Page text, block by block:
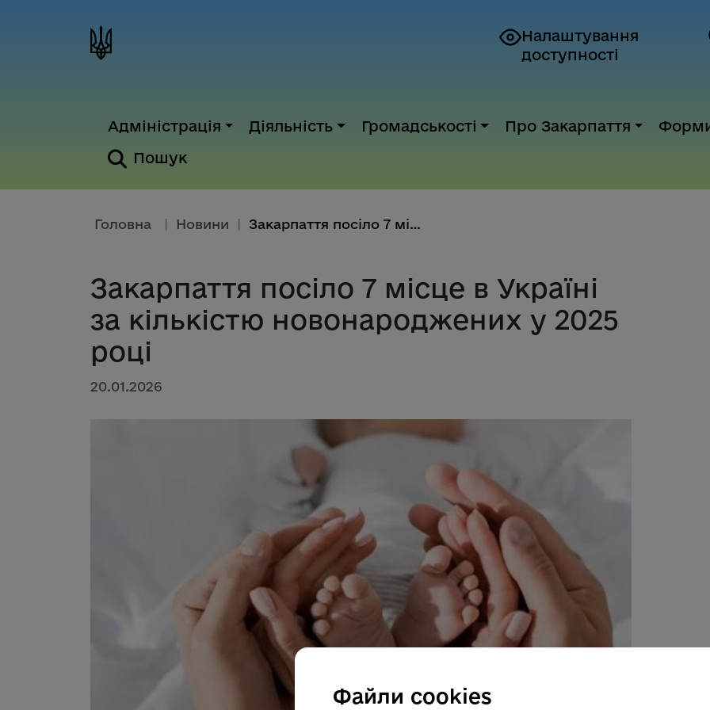
Налаштування
доступності
Адміністрація Діяльність Громадськості Про Закарпаття
Пошук
Головна Новини Закарпаття посіло 7 місце в Ук...
Закарпаття посіло 7 місце в Україні
за кількістю новонароджених у 2025
році
20.01.2026
Файли cookies